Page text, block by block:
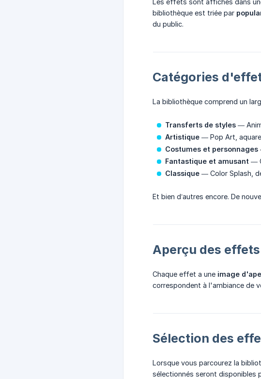
Les effets sont affichés dans
bibliothèque est triée par
du public.
Catégories
La bibliothèque comprend un
Transferts de styles —
Artistique — Pop Art,
Costumes et personnages
Fantastique et amusant —
Classique — Color Splash,
Et bien d’autres encore. De
Aperçu des effets
Chaque effet a une image
correspondent à l'ambiance de
Sélection des
Lorsque vous parcourez la
sélectionnés seront disponibles